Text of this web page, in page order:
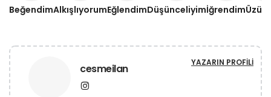
BeğendimAlkışlıyorumEğlendimDüşünceliyimİğrendim
cesmeilan YAZARIN PROFILI